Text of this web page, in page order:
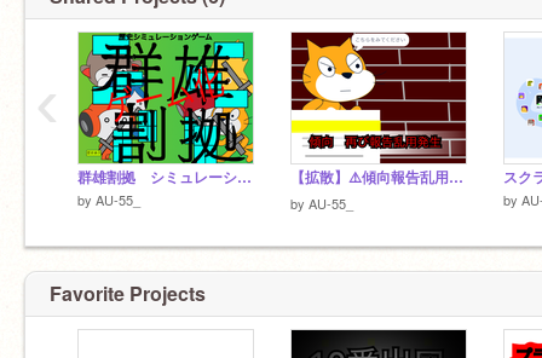
群雄割拠 シミュレーションゲーム☆♡感謝！ゲーム化 remix
by AU-55_
【拡散】⚠️傾向報告乱用発生！！！！！ remix
by AU-55_
スク
by
‹
Favorite Projects